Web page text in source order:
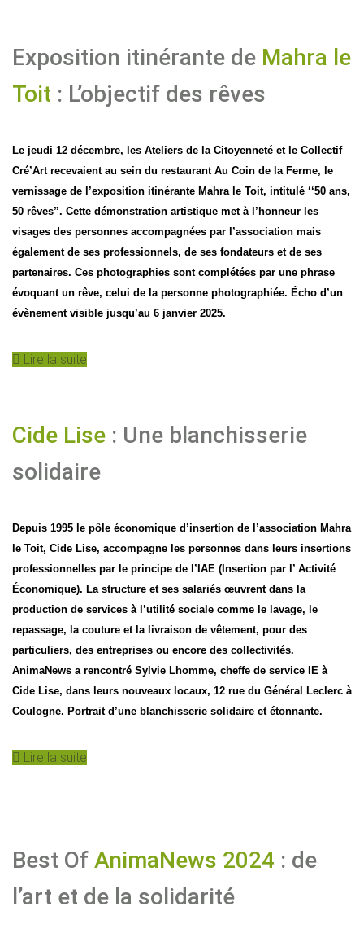
Exposition itinérante de Mahra le
Toit : L’objectif des rêves
Le jeudi 12 décembre, les Ateliers de la Citoyenneté et le Collectif
Cré’Art recevaient au sein du restaurant Au Coin de la Ferme, le
vernissage de l’exposition itinérante Mahra le Toit, intitulé ‘‘50 ans,
50 rêves”. Cette démonstration artistique met à l’honneur les
visages des personnes accompagnées par l’association mais
également de ses professionnels, de ses fondateurs et de ses
partenaires. Ces photographies sont complétées par une phrase
évoquant un rêve, celui de la personne photographiée. Écho d’un
évènement visible jusqu’au 6 janvier 2025.
Lire la suite
Cide Lise : Une blanchisserie
solidaire
Depuis 1995 le pôle économique d’insertion de l’association Mahra
le Toit, Cide Lise, accompagne les personnes dans leurs insertions
professionnelles par le principe de l’IAE (Insertion par l’ Activité
Économique). La structure et ses salariés œuvrent dans la
production de services à l’utilité sociale comme le lavage, le
repassage, la couture et la livraison de vêtement, pour des
particuliers, des entreprises ou encore des collectivités.
AnimaNews a rencontré Sylvie Lhomme, cheffe de service IE à
Cide Lise, dans leurs nouveaux locaux, 12 rue du Général Leclerc à
Coulogne. Portrait d’une blanchisserie solidaire et étonnante.
Lire la suite
Best Of AnimaNews 2024 : de
l’art et de la solidarité